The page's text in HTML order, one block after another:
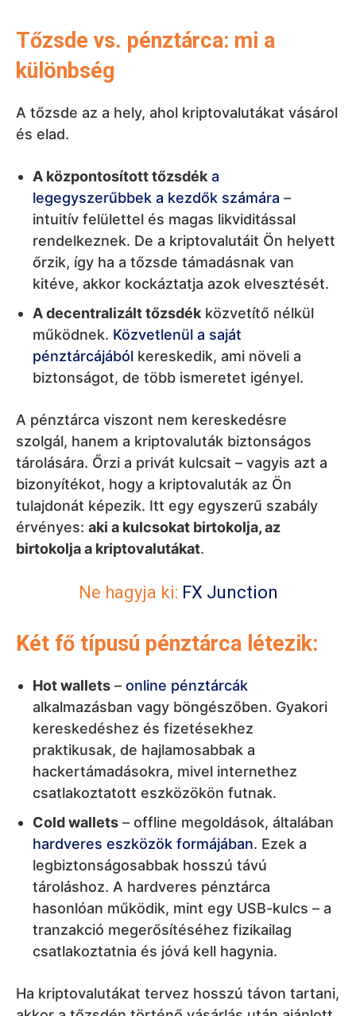
Tőzsde vs. pénztárca: mi a
különbség
A tőzsde az a hely, ahol kriptovalutákat vásárol
és elad.
A központosított tőzsdék a
legegyszerűbbek a kezdők számára –
intuitív felülettel és magas likviditással
rendelkeznek. De a kriptovalutáit Ön helyett
őrzik, így ha a tőzsde támadásnak van
kitéve, akkor kockáztatja azok elvesztését.
A decentralizált tőzsdék közvetítő nélkül
működnek. Közvetlenül a saját
pénztárcájából kereskedik, ami növeli a
biztonságot, de több ismeretet igényel.
A pénztárca viszont nem kereskedésre
szolgál, hanem a kriptovaluták biztonságos
tárolására. Őrzi a privát kulcsait – vagyis azt a
bizonyítékot, hogy a kriptovaluták az Ön
tulajdonát képezik. Itt egy egyszerű szabály
érvényes: aki a kulcsokat birtokolja, az
birtokolja a kriptovalutákat.
Ne hagyja ki: FX Junction
Két fő típusú pénztárca létezik:
Hot wallets – online pénztárcák
alkalmazásban vagy böngészőben. Gyakori
kereskedéshez és fizetésekhez
praktikusak, de hajlamosabbak a
hackertámadásokra, mivel internethez
csatlakoztatott eszközökön futnak.
Cold wallets – offline megoldások, általában
hardveres eszközök formájában. Ezek a
legbiztonságosabbak hosszú távú
tároláshoz. A hardveres pénztárca
hasonlóan működik, mint egy USB-kulcs – a
tranzakció megerősítéséhez fizikailag
csatlakoztatnia és jóvá kell hagynia.
Ha kriptovalutákat tervez hosszú távon tartani,